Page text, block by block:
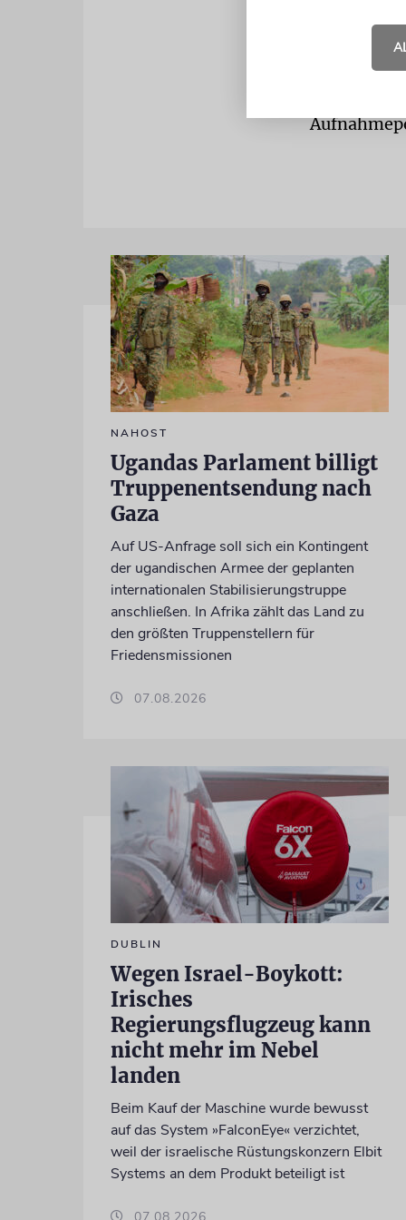
seit
von
NAHOST
Ugandas Parlament billigt
Truppenentsendung nach
Gaza
Auf US-Anfrage soll sich ein Kontingent
der ugandischen Armee der geplanten
internationalen Stabilisierungstruppe
anschließen. In Afrika zählt das Land zu
den größten Truppenstellern für
Friedensmissionen
07.08.2026
DUBLIN
Wegen Israel-Boykott:
Irisches
Regierungsflugzeug kann
nicht mehr im Nebel
landen
Beim Kauf der Maschine wurde bewusst
auf das System »FalconEye« verzichtet,
weil der israelische Rüstungskonzern Elbit
Systems an dem Produkt beteiligt ist